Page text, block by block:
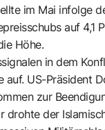
im Mai infolge
auf 4,1
Höhe.
in dem
auf. US-Präsident
zur
drohte der